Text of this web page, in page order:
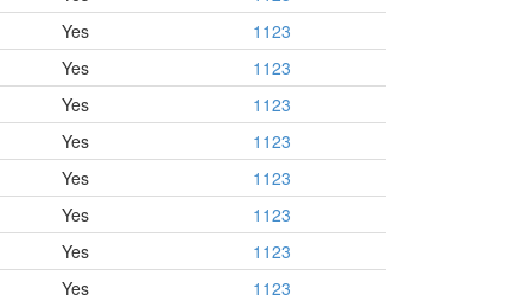
Yes
1123
Yes
1123
Yes
1123
Yes
1123
Yes
1123
Yes
1123
Yes
1123
Yes
1123